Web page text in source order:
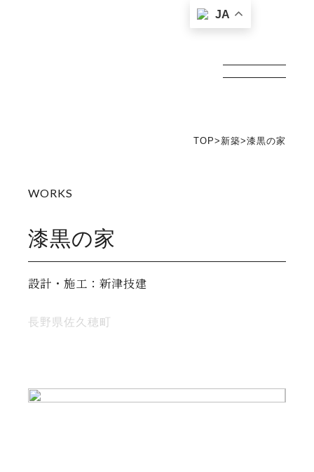
TOP> 新築>漆黒の家
漆黒の家
設計・施工：新津技建
長野県佐久穂町
JA